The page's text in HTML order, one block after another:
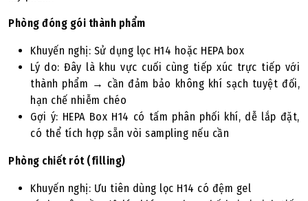
Phòng đóng gói thành phẩm
Khuyến nghị: Sử dụng lọc H14 hoặc HEPA box
Lý do: Đây là khu vực cuối cùng tiếp xúc trực tiếp với
thành phẩm → cần đảm bảo không khí sạch tuyệt đối,
hạn chế nhiễm chéo
Gợi ý: HEPA Box H14 có tấm phân phối khí, dễ lắp đặt,
có thể tích hợp sẵn vòi sampling nếu cần
Phòng chiết rót (filling)
Khuyến nghị: Ưu tiên dùng lọc H14 có đệm gel